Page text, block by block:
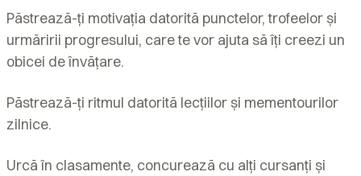
Păstrează-ți motivația datorită punctelor, trofeelor și
urmăririi progresului, care te vor ajuta să îți creezi un
obicei de învățare.
Păstrează-ți ritmul datorită lecțiilor și mementourilor
zilnice.
Urcă în clasamente, concurează cu alți cursanți și